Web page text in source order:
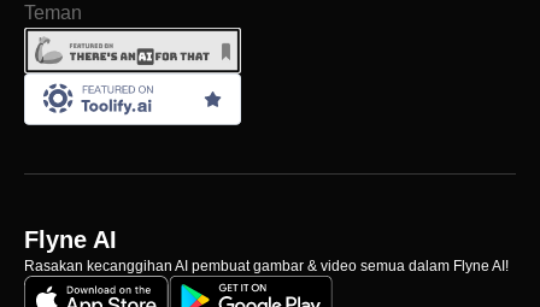
Teman
Flyne AI
Rasakan kecanggihan AI pembuat gambar & video semua dalam Flyne AI!